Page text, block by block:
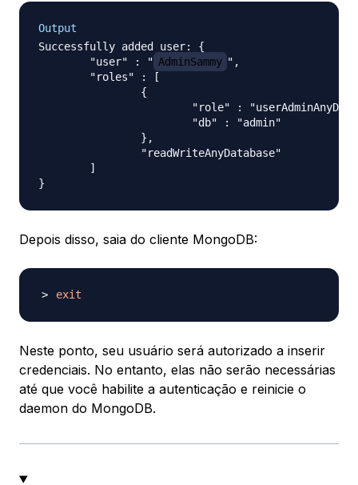
Output
Successfully added user: {
	"user" : "
AdminSammy ",
Depois disso, saia do cliente MongoDB:
exit
Neste ponto, seu usuário será autorizado a inserir
credenciais. No entanto, elas não serão necessárias
até que você habilite a autenticação e reinicie o
daemon do MongoDB.